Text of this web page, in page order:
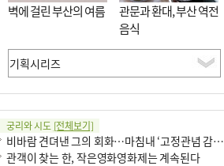
벽에 걸린 부산의 여름
관문과 환대, 부산 역전
음식
궁리와 시도 [전체보기]
비바람 견뎌낸 그의 회화…마침내 ‘고정관념 감옥’서 해방
관객이 찾는 한, 작은영화영화제는 계속된다